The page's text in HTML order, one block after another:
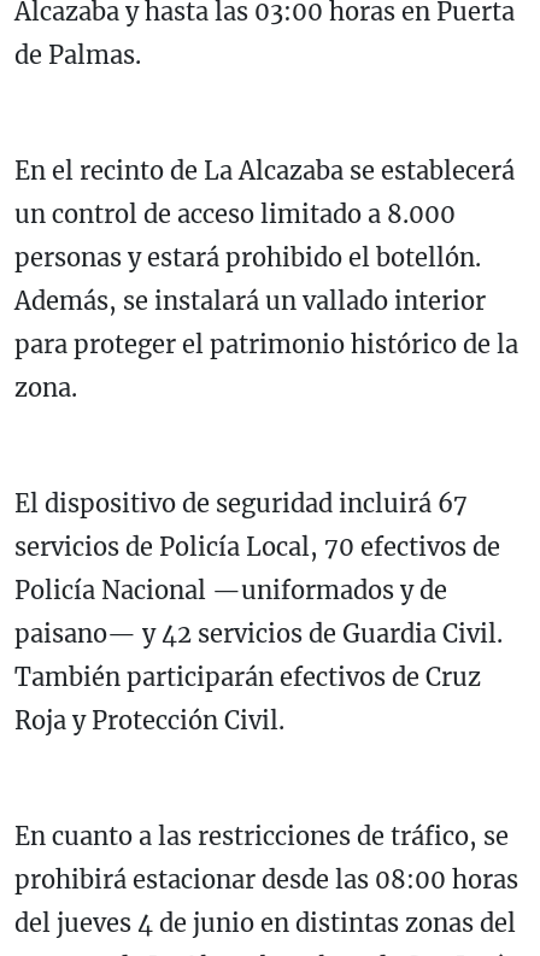
Alcazaba y hasta las 03:00 horas en Puerta
de Palmas.
En el recinto de La Alcazaba se establecerá
un control de acceso limitado a 8.000
personas y estará prohibido el botellón.
Además, se instalará un vallado interior
para proteger el patrimonio histórico de la
zona.
El dispositivo de seguridad incluirá 67
servicios de Policía Local, 70 efectivos de
Policía Nacional —uniformados y de
paisano— y 42 servicios de Guardia Civil.
También participarán efectivos de Cruz
Roja y Protección Civil.
En cuanto a las restricciones de tráfico, se
prohibirá estacionar desde las 08:00 horas
del jueves 4 de junio en distintas zonas del